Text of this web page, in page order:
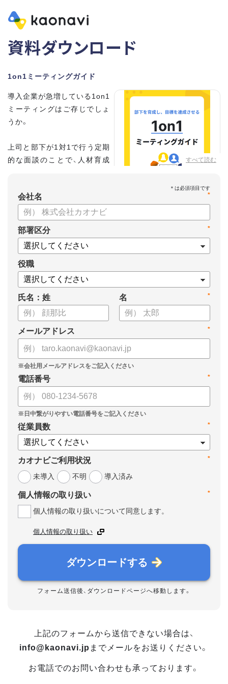
資料ダウンロード
1on1ミーティングガイド
すべて読む
導入企業が急増している1on1
ミーティングはご存じでしょ
うか。
上司と部下が1対1で行う定期
的な面談のことで、人材育成
こちらの資料では、
・1on1とは何か？
・1on1の基本的なやり方
・ 1on1 の基本アジェンダと質問例
についてまとめましたので、ぜひお役立てください。
*
会社名
*
部署区分
役職
氏名：姓 *
名
*
メールアドレス
*
電話番号
*
従業員数
*
カオナビご利用状況
未導入
不明 導入済み
*
個人情報の取り扱い
個人情報の取り扱いについて同意します。
個人情報の取り扱い
ダウンロードする
フォーム送信後、ダウンロードページへ移動します。
上記のフォームから送信できない場合は、
info@kaonavi.jp までメールをお送りください。
お電話でのお問い合わせも承っております。